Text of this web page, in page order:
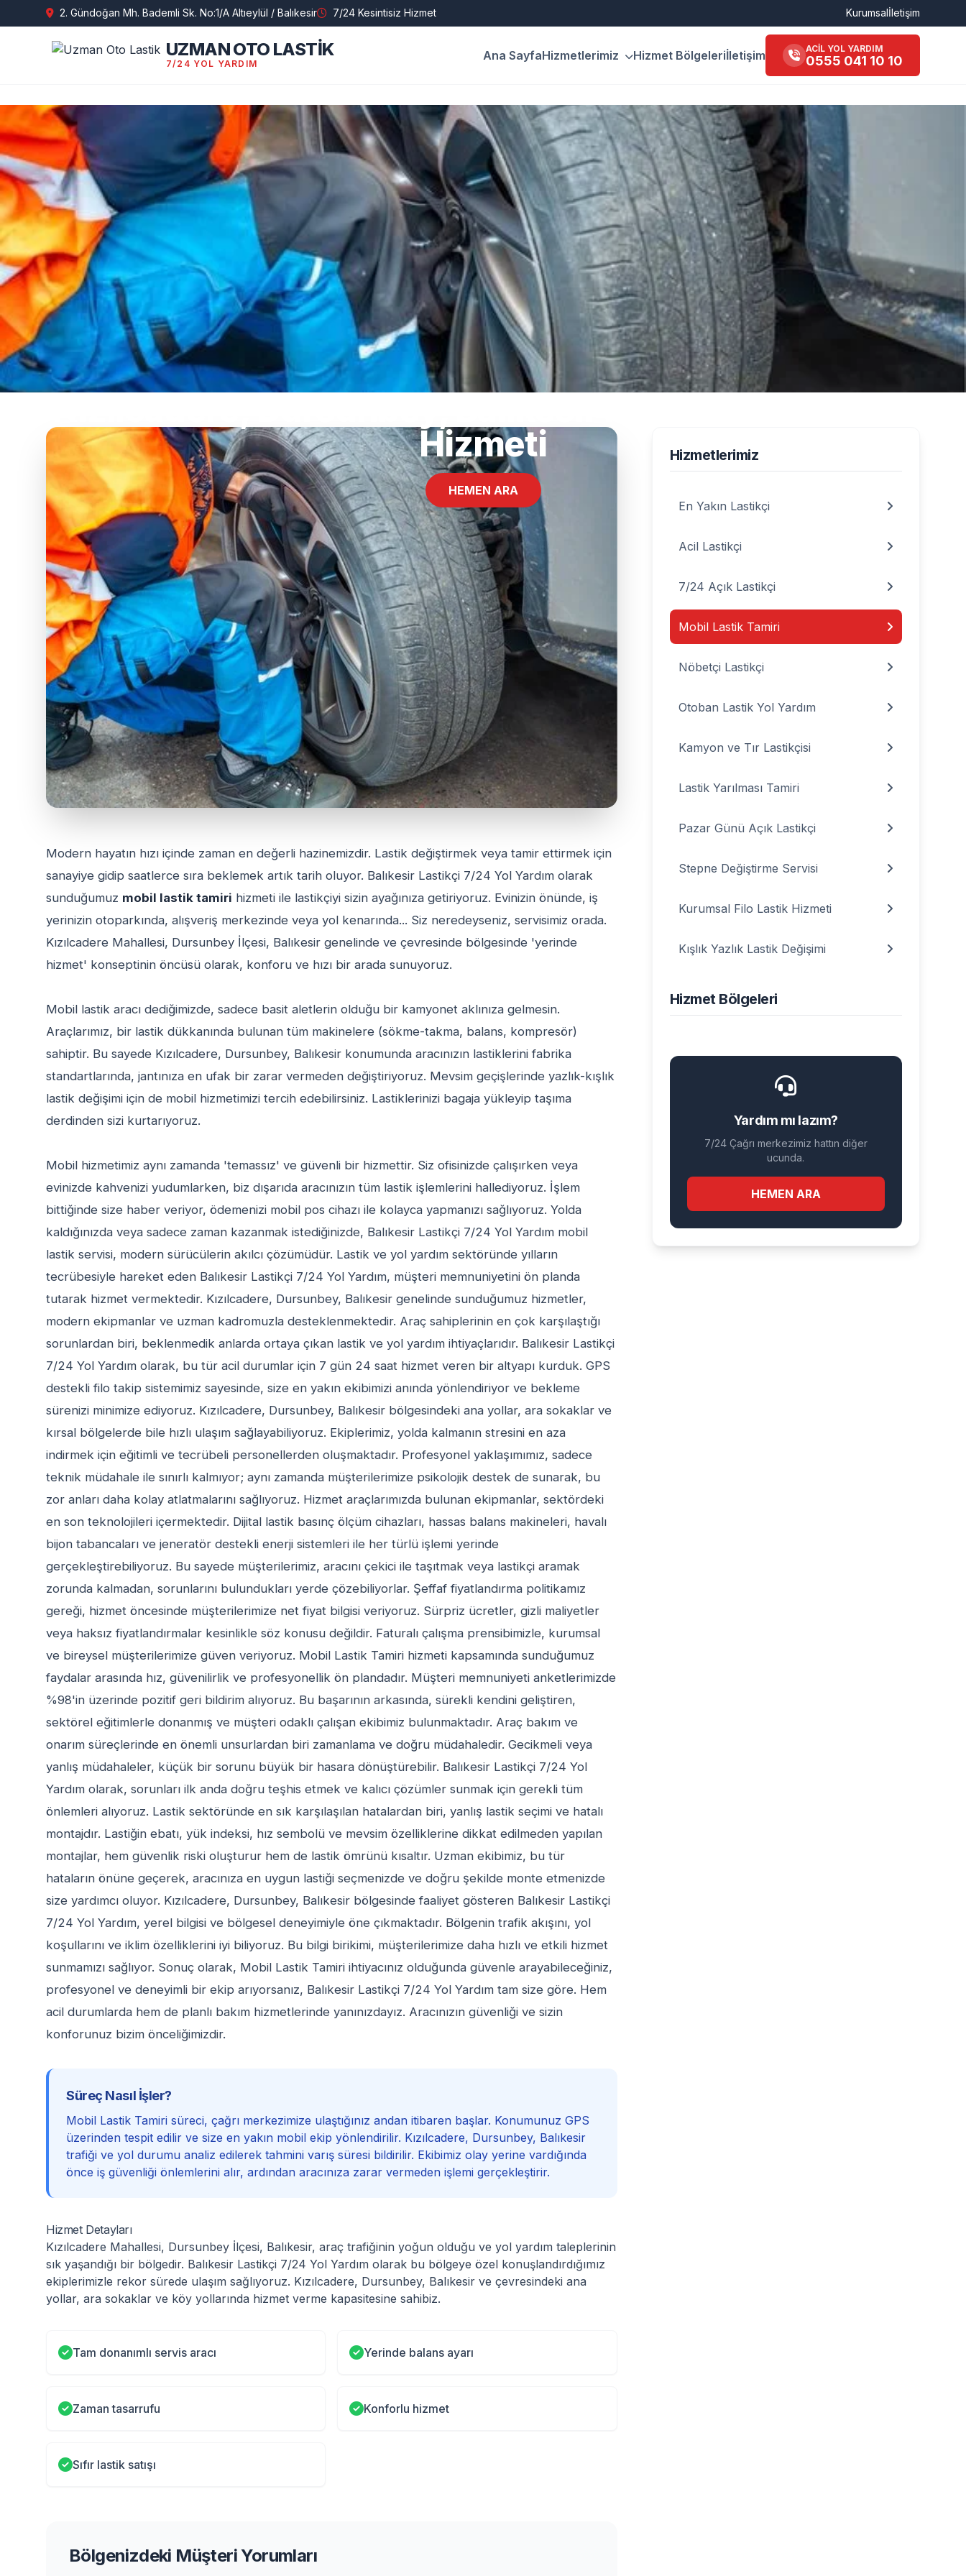
2. Gündoğan Mh. Bademli Sk. No:1/A Altıeylül / Balıkesir 7/24 Kesintisiz Hizmet Kurumsalİletişim
UZMAN OTO LASTİK
7/24 YOL YARDIM
Ana SayfaHizmetlerimiz Hizmet Bölgeleriİletişim ACİL YOL YARDIM
0555 041 10 10
Hizmeti
HEMEN ARA
Modern hayatın hızı içinde zaman en değerli hazinemizdir. Lastik değiştirmek veya tamir ettirmek için
sanayiye gidip saatlerce sıra beklemek artık tarih oluyor. Balıkesir Lastikçi 7/24 Yol Yardım olarak
sunduğumuz mobil lastik tamiri hizmeti ile lastikçiyi sizin ayağınıza getiriyoruz. Evinizin önünde, iş
yerinizin otoparkında, alışveriş merkezinde veya yol kenarında... Siz neredeyseniz, servisimiz orada.
Kızılcadere Mahallesi, Dursunbey İlçesi, Balıkesir genelinde ve çevresinde bölgesinde 'yerinde
hizmet' konseptinin öncüsü olarak, konforu ve hızı bir arada sunuyoruz.
Mobil lastik aracı dediğimizde, sadece basit aletlerin olduğu bir kamyonet aklınıza gelmesin.
Araçlarımız, bir lastik dükkanında bulunan tüm makinelere (sökme-takma, balans, kompresör)
sahiptir. Bu sayede Kızılcadere, Dursunbey, Balıkesir konumunda aracınızın lastiklerini fabrika
standartlarında, jantınıza en ufak bir zarar vermeden değiştiriyoruz. Mevsim geçişlerinde yazlık-kışlık
lastik değişimi için de mobil hizmetimizi tercih edebilirsiniz. Lastiklerinizi bagaja yükleyip taşıma
derdinden sizi kurtarıyoruz.
Mobil hizmetimiz aynı zamanda 'temassız' ve güvenli bir hizmettir. Siz ofisinizde çalışırken veya
evinizde kahvenizi yudumlarken, biz dışarıda aracınızın tüm lastik işlemlerini hallediyoruz. İşlem
bittiğinde size haber veriyor, ödemenizi mobil pos cihazı ile kolayca yapmanızı sağlıyoruz. Yolda
kaldığınızda veya sadece zaman kazanmak istediğinizde, Balıkesir Lastikçi 7/24 Yol Yardım mobil
lastik servisi, modern sürücülerin akılcı çözümüdür. Lastik ve yol yardım sektöründe yılların
tecrübesiyle hareket eden Balıkesir Lastikçi 7/24 Yol Yardım, müşteri memnuniyetini ön planda
tutarak hizmet vermektedir. Kızılcadere, Dursunbey, Balıkesir genelinde sunduğumuz hizmetler,
modern ekipmanlar ve uzman kadromuzla desteklenmektedir. Araç sahiplerinin en çok karşılaştığı
sorunlardan biri, beklenmedik anlarda ortaya çıkan lastik ve yol yardım ihtiyaçlarıdır. Balıkesir Lastikçi
7/24 Yol Yardım olarak, bu tür acil durumlar için 7 gün 24 saat hizmet veren bir altyapı kurduk. GPS
destekli filo takip sistemimiz sayesinde, size en yakın ekibimizi anında yönlendiriyor ve bekleme
sürenizi minimize ediyoruz. Kızılcadere, Dursunbey, Balıkesir bölgesindeki ana yollar, ara sokaklar ve
kırsal bölgelerde bile hızlı ulaşım sağlayabiliyoruz. Ekiplerimiz, yolda kalmanın stresini en aza
indirmek için eğitimli ve tecrübeli personellerden oluşmaktadır. Profesyonel yaklaşımımız, sadece
teknik müdahale ile sınırlı kalmıyor; aynı zamanda müşterilerimize psikolojik destek de sunarak, bu
zor anları daha kolay atlatmalarını sağlıyoruz. Hizmet araçlarımızda bulunan ekipmanlar, sektördeki
en son teknolojileri içermektedir. Dijital lastik basınç ölçüm cihazları, hassas balans makineleri, havalı
bijon tabancaları ve jeneratör destekli enerji sistemleri ile her türlü işlemi yerinde
gerçekleştirebiliyoruz. Bu sayede müşterilerimiz, aracını çekici ile taşıtmak veya lastikçi aramak
zorunda kalmadan, sorunlarını bulundukları yerde çözebiliyorlar. Şeffaf fiyatlandırma politikamız
gereği, hizmet öncesinde müşterilerimize net fiyat bilgisi veriyoruz. Sürpriz ücretler, gizli maliyetler
veya haksız fiyatlandırmalar kesinlikle söz konusu değildir. Faturalı çalışma prensibimizle, kurumsal
ve bireysel müşterilerimize güven veriyoruz. Mobil Lastik Tamiri hizmeti kapsamında sunduğumuz
faydalar arasında hız, güvenilirlik ve profesyonellik ön plandadır. Müşteri memnuniyeti anketlerimizde
%98'in üzerinde pozitif geri bildirim alıyoruz. Bu başarının arkasında, sürekli kendini geliştiren,
sektörel eğitimlerle donanmış ve müşteri odaklı çalışan ekibimiz bulunmaktadır. Araç bakım ve
onarım süreçlerinde en önemli unsurlardan biri zamanlama ve doğru müdahaledir. Gecikmeli veya
yanlış müdahaleler, küçük bir sorunu büyük bir hasara dönüştürebilir. Balıkesir Lastikçi 7/24 Yol
Yardım olarak, sorunları ilk anda doğru teşhis etmek ve kalıcı çözümler sunmak için gerekli tüm
önlemleri alıyoruz. Lastik sektöründe en sık karşılaşılan hatalardan biri, yanlış lastik seçimi ve hatalı
montajdır. Lastiğin ebatı, yük indeksi, hız sembolü ve mevsim özelliklerine dikkat edilmeden yapılan
montajlar, hem güvenlik riski oluşturur hem de lastik ömrünü kısaltır. Uzman ekibimiz, bu tür
hataların önüne geçerek, aracınıza en uygun lastiği seçmenizde ve doğru şekilde monte etmenizde
size yardımcı oluyor. Kızılcadere, Dursunbey, Balıkesir bölgesinde faaliyet gösteren Balıkesir Lastikçi
7/24 Yol Yardım, yerel bilgisi ve bölgesel deneyimiyle öne çıkmaktadır. Bölgenin trafik akışını, yol
koşullarını ve iklim özelliklerini iyi biliyoruz. Bu bilgi birikimi, müşterilerimize daha hızlı ve etkili hizmet
sunmamızı sağlıyor. Sonuç olarak, Mobil Lastik Tamiri ihtiyacınız olduğunda güvenle arayabileceğiniz,
profesyonel ve deneyimli bir ekip arıyorsanız, Balıkesir Lastikçi 7/24 Yol Yardım tam size göre. Hem
acil durumlarda hem de planlı bakım hizmetlerinde yanınızdayız. Aracınızın güvenliği ve sizin
konforunuz bizim önceliğimizdir.
Süreç Nasıl İşler?
Mobil Lastik Tamiri süreci, çağrı merkezimize ulaştığınız andan itibaren başlar. Konumunuz GPS
üzerinden tespit edilir ve size en yakın mobil ekip yönlendirilir. Kızılcadere, Dursunbey, Balıkesir
trafiği ve yol durumu analiz edilerek tahmini varış süresi bildirilir. Ekibimiz olay yerine vardığında
önce iş güvenliği önlemlerini alır, ardından aracınıza zarar vermeden işlemi gerçekleştirir.
Hizmet Detayları
Kızılcadere Mahallesi, Dursunbey İlçesi, Balıkesir, araç trafiğinin yoğun olduğu ve yol yardım taleplerinin
sık yaşandığı bir bölgedir. Balıkesir Lastikçi 7/24 Yol Yardım olarak bu bölgeye özel konuşlandırdığımız
ekiplerimizle rekor sürede ulaşım sağlıyoruz. Kızılcadere, Dursunbey, Balıkesir ve çevresindeki ana
yollar, ara sokaklar ve köy yollarında hizmet verme kapasitesine sahibiz.
Tam donanımlı servis aracı Yerinde balans ayarı
Zaman tasarrufu Konforlu hizmet
Sıfır lastik satışı
Bölgenizdeki Müşteri Yorumları
Hizmetlerimiz
En Yakın Lastikçi
Acil Lastikçi
7/24 Açık Lastikçi
Mobil Lastik Tamiri
Nöbetçi Lastikçi
Otoban Lastik Yol Yardım
Kamyon ve Tır Lastikçisi
Lastik Yarılması Tamiri
Pazar Günü Açık Lastikçi
Stepne Değiştirme Servisi
Kurumsal Filo Lastik Hizmeti
Kışlık Yazlık Lastik Değişimi
Hizmet Bölgeleri
Yardım mı lazım?
7/24 Çağrı merkezimiz hattın diğer
ucunda.
HEMEN ARA